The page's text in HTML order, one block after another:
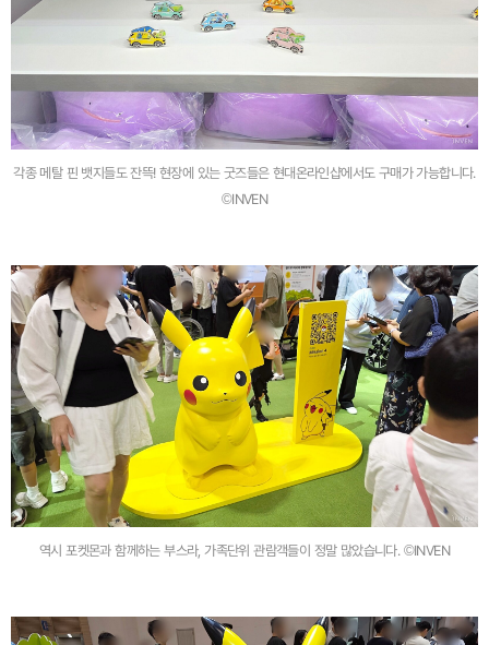
각종 메탈 핀 뱃지들도 잔뜩! 현장에 있는 굿즈들은 현대온라인샵에서도 구매가 가능합니다.
©INVEN
역시 포켓몬과 함께하는 부스라, 가족단위 관람객들이 정말 많았습니다. ©INVEN